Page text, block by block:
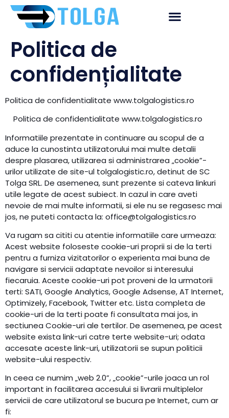
Politica de
confidențialitate
Politica de confidentialitate www.tolgalogistics.ro
Politica de confidentialitate www.tolgalogistics.ro
Informatiile prezentate in continuare au scopul de a
aduce la cunostinta utilizatorului mai multe detalii
despre plasarea, utilizarea si administrarea „cookie”-
urilor utilizate de site-ul tolgalogistic.ro, detinut de SC
Tolga SRL. De asemenea, sunt prezente si cateva linkuri
utile legate de acest subiect. In cazul in care aveti
nevoie de mai multe informatii, si ele nu se regasesc mai
jos, ne puteti contacta la: office@tolgalogistics.ro
Va rugam sa cititi cu atentie informatiile care urmeaza:
Acest website foloseste cookie-uri proprii si de la terti
pentru a furniza vizitatorilor o experienta mai buna de
navigare si servicii adaptate nevoilor si interesului
fiecaruia. Aceste cookie-uri pot proveni de la urmatorii
terti: SATI, Google Analytics, Google Adsense, AT Internet,
Optimizely, Facebook, Twitter etc. Lista completa de
cookie-uri de la terti poate fi consultata mai jos, in
sectiunea Cookie-uri ale tertilor. De asemenea, pe acest
website exista link-uri catre terte website-uri; odata
accesate aceste link-uri, utilizatorii se supun politicii
website-ului respectiv.
In ceea ce numim „web 2.0”, „cookie”-urile joaca un rol
important in facilitarea accesului si livrarii multiplelor
servicii de care utilizatorul se bucura pe Internet, cum ar
fi: